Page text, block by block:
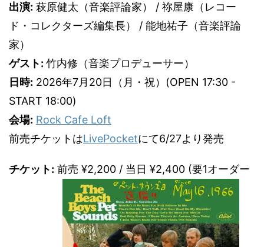
出演: 萩原健太（音楽評論家） / 祢屋康（レコー
ド・コレクターズ編集長） / 能地祐子（音楽評論
家）
ゲスト: 竹内修（音楽プロデューサー）
日時: 2026年7月20日（月・祝）(OPEN 17:30 -
START 18:00)
会場: Rock Cafe Loft
前売チケットはLivePocketにて6/27より発売
チケット: 前売 ¥2,200 / 当日 ¥2,400 (要1オーダー